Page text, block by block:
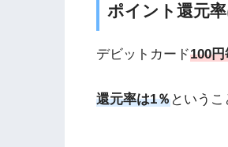
ポイント還元率
デビットカード100
還元率は1％というこ